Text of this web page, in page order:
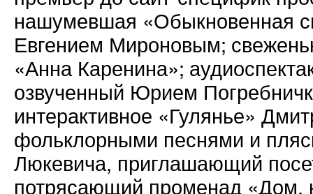
нашумевшая «Обыкновенная
Евгением Мироновым;
«Анна Каренина»;
озвученный Юрием
интерактивное «Гулянье»
фольклорными песнями и
Люкевича, приглашающий
потрясающий променад «Дом,